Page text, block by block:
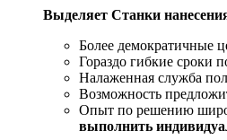
Выделяет Станки
Более демократичные
Гораздо гибкие сроки
Налаженная служба
Возможность
Опыт по решению
выполнить